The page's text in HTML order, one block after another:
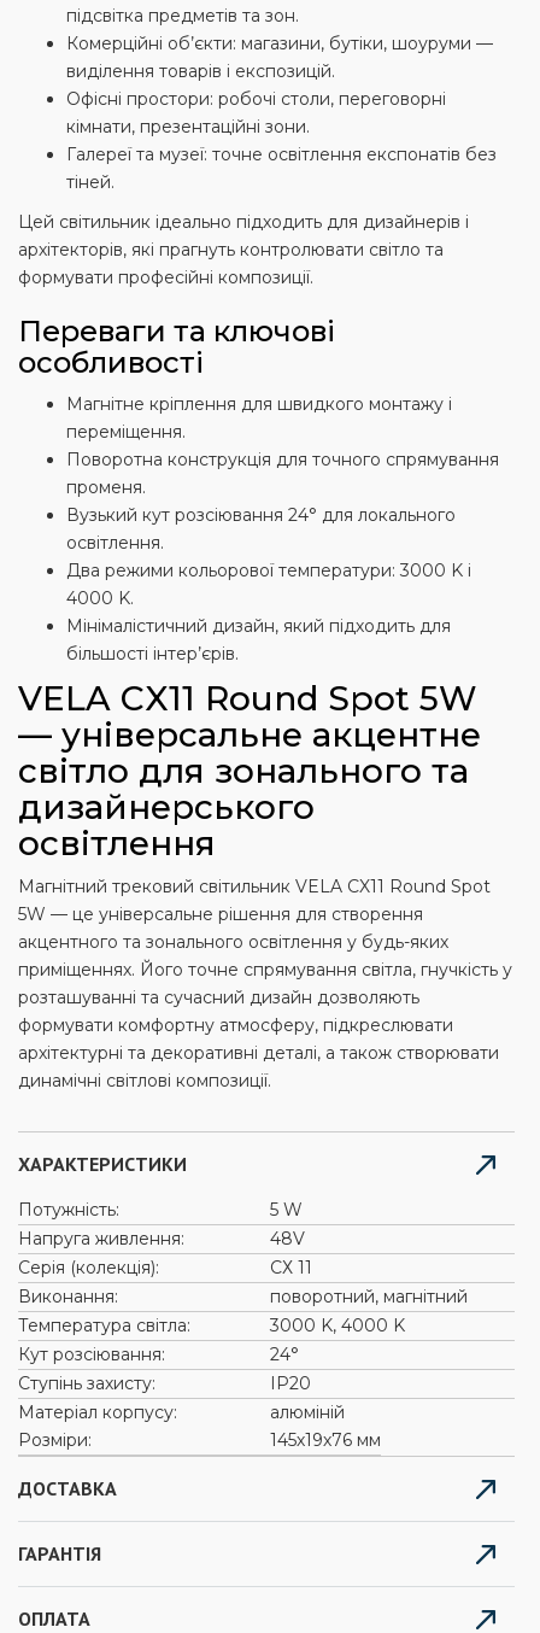
підсвітка предметів та зон.
Комерційні об’єкти: магазини, бутіки, шоуруми —
виділення товарів і експозицій.
Офісні простори: робочі столи, переговорні
кімнати, презентаційні зони.
Галереї та музеї: точне освітлення експонатів без
тіней.
Цей світильник ідеально підходить для дизайнерів і
архітекторів, які прагнуть контролювати світло та
формувати професійні композиції.
Переваги та ключові
особливості
Магнітне кріплення для швидкого монтажу і
переміщення.
Поворотна конструкція для точного спрямування
променя.
Вузький кут розсіювання 24° для локального
освітлення.
Два режими кольорової температури: 3000 K і
4000 K.
Мінімалістичний дизайн, який підходить для
більшості інтер’єрів.
VELA CX11 Round Spot 5W
— універсальне акцентне
світло для зонального та
дизайнерського
освітлення
Магнітний трековий світильник VELA CX11 Round Spot
5W — це універсальне рішення для створення
акцентного та зонального освітлення у будь-яких
приміщеннях. Його точне спрямування світла, гнучкість у
розташуванні та сучасний дизайн дозволяють
формувати комфортну атмосферу, підкреслювати
архітектурні та декоративні деталі, а також створювати
динамічні світлові композиції.
ХАРАКТЕРИСТИКИ
Потужність:
5 W
Напруга живлення:
48V
Серія (колекція):
СХ 11
Виконання:
поворотний, магнітний
Температура світла:
3000 K, 4000 K
Кут розсіювання:
24°
Ступінь захисту:
ІР20
Матеріал корпусу:
алюміній
Розміри:
145х19х76 мм
ДОСТАВКА
ГАРАНТІЯ
ОПЛАТА